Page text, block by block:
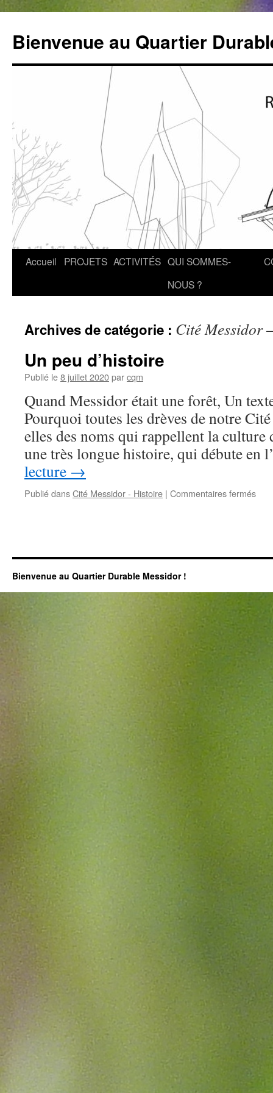
Bienvenue au Quartier
Aller
Accueil PROJETS ACTIVITÉS QUI SOMMES-
NOUS ?
Archives de catégorie : Cité Messidor
Un peu d’histoire
Publié le8 juillet 2020parcqm
Quand Messidor était une forêt, Un
Pourquoi toutes les drèves de notre
elles des noms qui rappellent la culture
une très longue histoire, qui débute en
lecture →
Publié dansCité Messidor - Histoire | Commentaires ferméssur
Bienvenue au Quartier Durable Messidor !